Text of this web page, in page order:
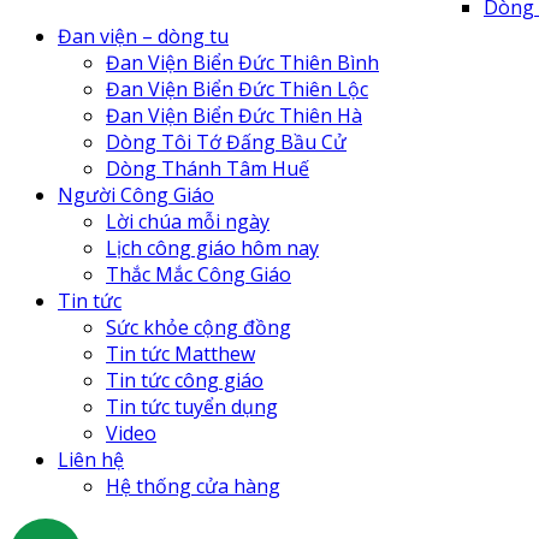
Đan viện – dòng tu
Đan Viện Biển Đức Thiên Bình
Đan Viện Biển Đức Thiên Lộc
Đan Viện Biển Đức Thiên Hà
Dòng Tôi Tớ Đấng Bầu Cử
Dòng Thánh Tâm Huế
Người Công Giáo
Lời chúa mỗi ngày
Lịch công giáo hôm nay
Thắc Mắc Công Giáo
Tin tức
Sức khỏe cộng đồng
Tin tức Matthew
Tin tức công giáo
Tin tức tuyển dụng
Video
Liên hệ
Hệ thống cửa hàng